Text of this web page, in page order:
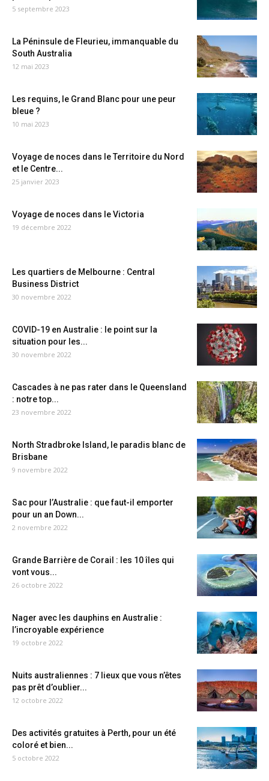
5 septembre 2023
La Péninsule de Fleurieu, immanquable du
South Australia
12 mai 2023
Les requins, le Grand Blanc pour une peur
bleue ?
10 mai 2023
Voyage de noces dans le Territoire du Nord
et le Centre...
25 janvier 2023
Voyage de noces dans le Victoria
19 décembre 2022
Les quartiers de Melbourne : Central
Business District
30 novembre 2022
COVID-19 en Australie : le point sur la
situation pour les...
30 novembre 2022
Cascades à ne pas rater dans le Queensland
: notre top...
23 novembre 2022
North Stradbroke Island, le paradis blanc de
Brisbane
9 novembre 2022
Sac pour l’Australie : que faut-il emporter
pour un an Down...
2 novembre 2022
Grande Barrière de Corail : les 10 îles qui
vont vous...
26 octobre 2022
Nager avec les dauphins en Australie :
l’incroyable expérience
19 octobre 2022
Nuits australiennes : 7 lieux que vous n’êtes
pas prêt d’oublier...
12 octobre 2022
Des activités gratuites à Perth, pour un été
coloré et bien...
5 octobre 2022